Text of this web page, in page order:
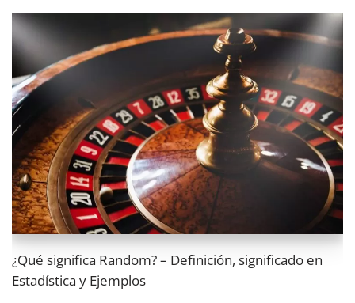
¿Qué significa Random? – Definición, significado en
Estadística y Ejemplos